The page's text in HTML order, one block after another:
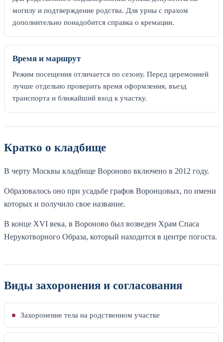
могилу и подтверждение родства. Для урны с прахом
дополнительно понадобится справка о кремации.
Время и маршрут
Режим посещения отличается по сезону. Перед церемонией
лучше отдельно проверить время оформления, въезд
транспорта и ближайший вход к участку.
Кратко о кладбище
В черту Москвы кладбище Вороново включено в 2012 году.
Образовалось оно при усадьбе графов Воронцовых, по имени
которых и получило свое название.
В конце XVI века, в Вороново был возведен Храм Спаса
Нерукотворного Образа, который находится в центре погоста.
Виды захоронения и согласования
Захоронение тела на родственном участке